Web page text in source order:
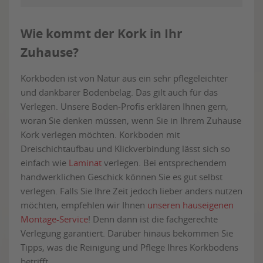
Wie kommt der Kork in Ihr
Zuhause?
Korkboden ist von Natur aus ein sehr pflegeleichter
und dankbarer Bodenbelag. Das gilt auch für das
Verlegen. Unsere Boden-Profis erklären Ihnen gern,
woran Sie denken müssen, wenn Sie in Ihrem Zuhause
Kork verlegen möchten. Korkboden mit
Dreischichtaufbau und Klickverbindung lässt sich so
einfach wie Laminat verlegen. Bei entsprechendem
handwerklichen Geschick können Sie es gut selbst
verlegen. Falls Sie Ihre Zeit jedoch lieber anders nutzen
möchten, empfehlen wir Ihnen unseren hauseigenen
Montage-Service! Denn dann ist die fachgerechte
Verlegung garantiert. Darüber hinaus bekommen Sie
Tipps, was die Reinigung und Pflege Ihres Korkbodens